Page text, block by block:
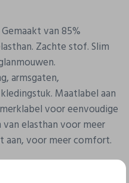
van 85%
Zachte stof. Slim
armsgaten,
Maatlabel aan
voor eenvoudige
elasthan voor meer
aan, voor meer comfort.